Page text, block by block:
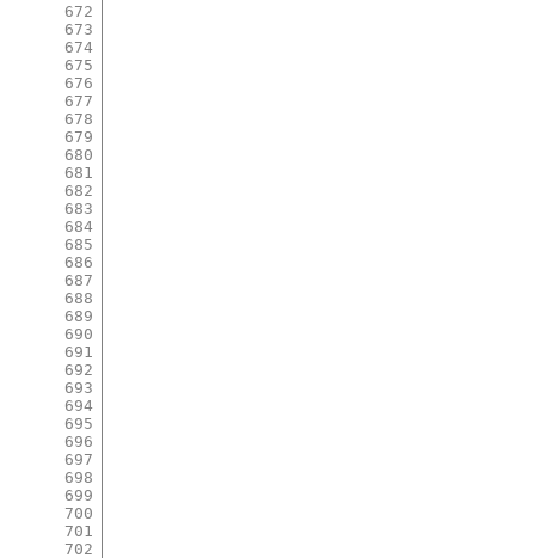
672
673
674
675
676
677
678
679
680
681
682
683
684
685
686
687
688
689
690
691
692
693
694
695
696
697
698
699
700
701
702